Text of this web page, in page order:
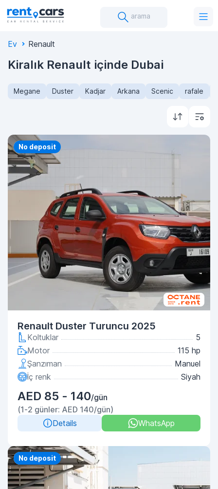
arama
Ev Renault
Kiralık Renault içinde Dubai
Megane Duster Kadjar Arkana Scenic rafale
Priority
No deposit
Renault Duster Turuncu 2025
Koltuklar
5
Motor
115 hp
Şanzıman
Manuel
İç renk
Siyah
AED 85 - 140/gün
(1-2 günler: AED 140/gün)
Details
WhatsApp
Priority
No deposit